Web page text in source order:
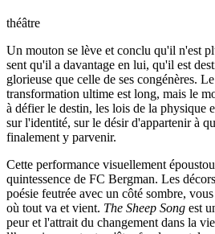
théâtre
Un mouton se lève et conclu qu'il n'est
sent qu'il a davantage en lui, qu'il est
glorieuse que celle de ses congénères.
transformation ultime est long, mais le
à défier le destin, les lois de la physique
sur l'identité, sur le désir d'appartenir à
finalement y parvenir.
Cette performance visuellement
quintessence de FC Bergman. Les
poésie feutrée avec un côté sombre,
où tout va et vient. The Sheep Song est
peur et l'attrait du changement dans la